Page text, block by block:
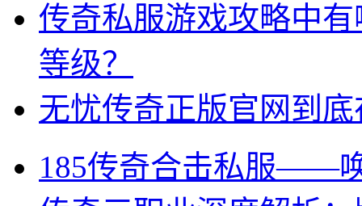
传奇私服游戏攻略中
等级？
无忧传奇正版官网到
185传奇合击私服——